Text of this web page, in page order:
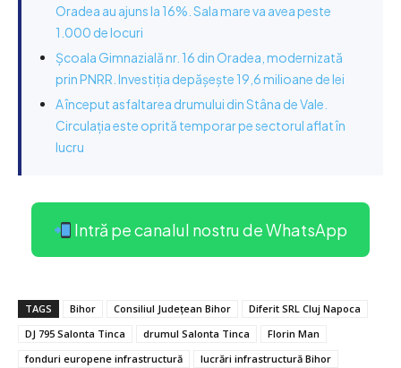
Oradea au ajuns la 16%. Sala mare va avea peste
1.000 de locuri
Școala Gimnazială nr. 16 din Oradea, modernizată
prin PNRR. Investiția depășește 19,6 milioane de lei
A început asfaltarea drumului din Stâna de Vale.
Circulația este oprită temporar pe sectorul aflat în
lucru
Intră pe canalul nostru de WhatsApp
TAGS Bihor Consiliul Județean Bihor
Diferit SRL Cluj Napoca
DJ 795 Salonta Tinca
drumul Salonta Tinca
Florin Man
fonduri europene infrastructură
lucrări infrastructură Bihor